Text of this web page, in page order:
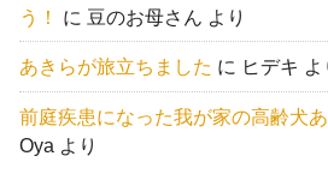
う！
に 豆のお母さん より
あきらが旅立ちました に ヒデキ よ
前庭疾患になった我が家の高齢犬
Oya より